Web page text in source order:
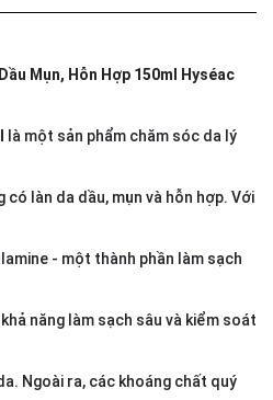
Mụn, Hỗn Hợp 150ml Hyséac
là một sản phẩm chăm sóc da lý
làn da dầu, mụn và hỗn hợp. Với
- một thành phần làm sạch
năng làm sạch sâu và kiểm soát
Ngoài ra, các khoáng chất quý